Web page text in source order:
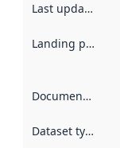
Last updated
Landing page
Documentation
Dataset type